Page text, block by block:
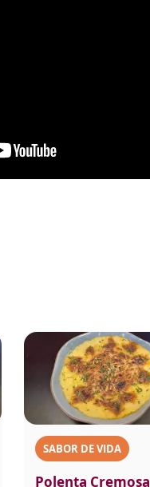
SABOR DE VIDA
Polenta Cremosa